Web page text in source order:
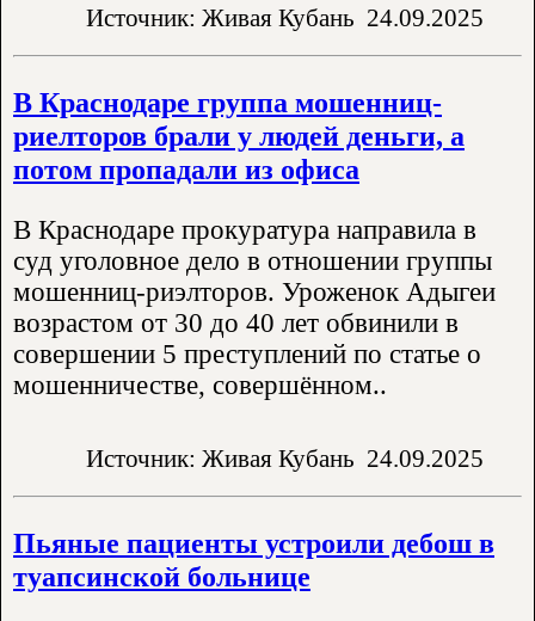
Источник: Живая Кубань 24.09.2025
В Краснодаре группа мошенниц-
риелторов брали у людей деньги, а
потом пропадали из офиса
В Краснодаре прокуратура направила в
суд уголовное дело в отношении группы
мошенниц-риэлторов. Уроженок Адыгеи
возрастом от 30 до 40 лет обвинили в
совершении 5 преступлений по статье о
мошенничестве, совершённом..
Источник: Живая Кубань 24.09.2025
Пьяные пациенты устроили дебош в
туапсинской больнице